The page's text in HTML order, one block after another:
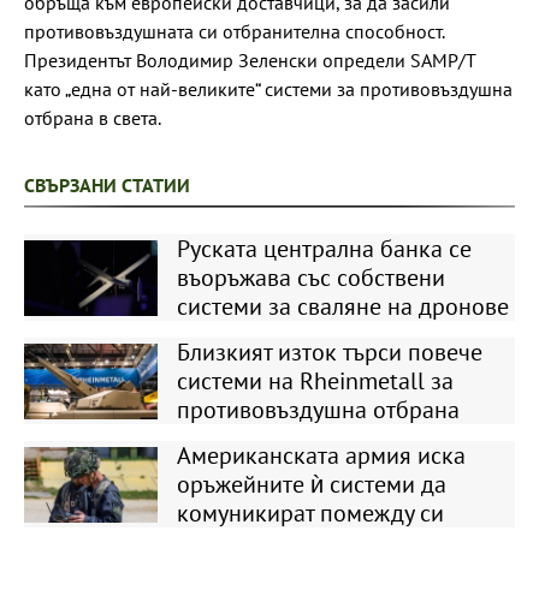
противовъздушната си отбранителна способност.
Президентът Володимир Зеленски определи SAMP/T
като „една от най-великите“ системи за противовъздушна
отбрана в света.
СВЪРЗАНИ СТАТИИ
Руската централна банка се
въоръжава със собствени
системи за сваляне на дронове
Близкият изток търси повече
системи на Rheinmetall за
противовъздушна отбрана
Американската армия иска
оръжейните ѝ системи да
комуникират помежду си